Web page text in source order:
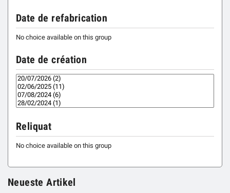
Date de refabrication
No choice available on this group
Date de création
Reliquat
No choice available on this group
Neueste Artikel